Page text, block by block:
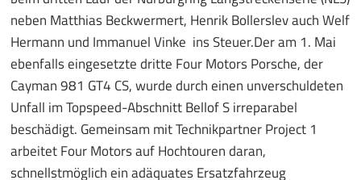
neben Matthias Beckwermert, Henrik Bollerslev auch Welf
Hermann und Immanuel Vinke ins Steuer.Der am 1. Mai
ebenfalls eingesetzte dritte Four Motors Porsche, der
Cayman 981 GT4 CS, wurde durch einen unverschuldeten
Unfall im Topspeed-Abschnitt Bellof S irreparabel
beschädigt. Gemeinsam mit Technikpartner Project 1
arbeitet Four Motors auf Hochtouren daran,
schnellstmöglich ein adäquates Ersatzfahrzeug